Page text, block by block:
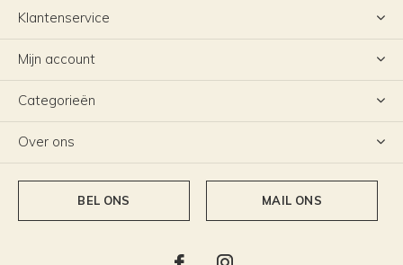
Klantenservice
Mijn account
Categorieën
Over ons
BEL ONS MAIL ONS